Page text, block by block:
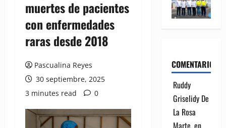
muertes de pacientes
con enfermedades
raras desde 2018
Pascualina Reyes
30 septiembre, 2025
3 minutes read
0
COMENTARIOS
Ruddy
Griselidy De
La Rosa
Marte.en